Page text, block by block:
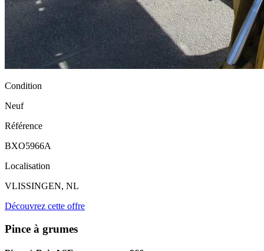
Condition
Neuf
Référence
BXO5966A
Localisation
VLISSINGEN, NL
Découvrez cette offre
Pince à grumes